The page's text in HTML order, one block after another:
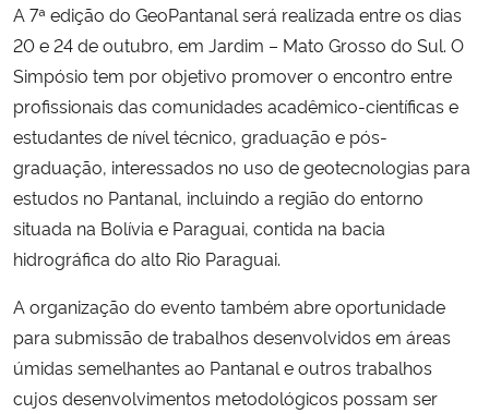
Ministério da Ciência, Tecnologia, Inovações e Comunicações
Ministério do Meio Ambiente
Ministério do Turismo
Ministério do Desenvolvimento Regional
Controladoria-Geral da União
Ministério da Mulher, da Família e dos Direitos Humanos
Secretaria-Geral
A 7ª edição do GeoPantanal será realizada entre os dias
20 e 24 de outubro, em Jardim – Mato Grosso do Sul. O
Simpósio tem por objetivo promover o encontro entre
profissionais das comunidades acadêmico-científicas e
estudantes de nível técnico, graduação e pós-
graduação, interessados no uso de geotecnologias para
estudos no Pantanal, incluindo a região do entorno
situada na Bolívia e Paraguai, contida na bacia
hidrográfica do alto Rio Paraguai.
A organização do evento também abre oportunidade
para submissão de trabalhos desenvolvidos em áreas
úmidas semelhantes ao Pantanal e outros trabalhos
cujos desenvolvimentos metodológicos possam ser